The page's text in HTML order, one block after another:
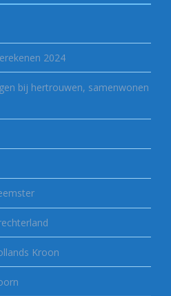
2024
bij hertrouwen, samenwonen
Kroon